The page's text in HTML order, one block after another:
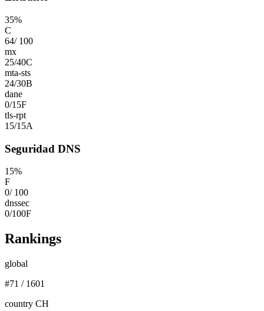
35%
C
64/ 100
mx
25/40C
mta-sts
24/30B
dane
0/15F
tls-rpt
15/15A
Seguridad DNS
15%
F
0/ 100
dnssec
0/100F
Rankings
global
#71 / 1601
country CH